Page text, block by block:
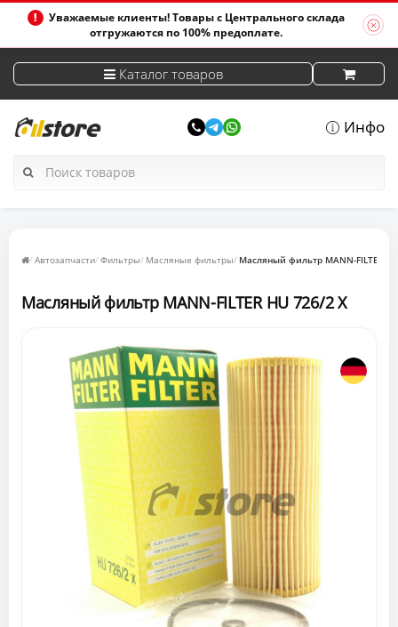
Уважаемые клиенты! Товары с Центрального склада
отгружаются по 100% предоплате.
Каталог товаров
Инфо
Автозапчасти Фильтры Масляные фильтры Масляный фильтр MANN-FILTER
Масляный фильтр MANN-FILTER HU 726/2 X